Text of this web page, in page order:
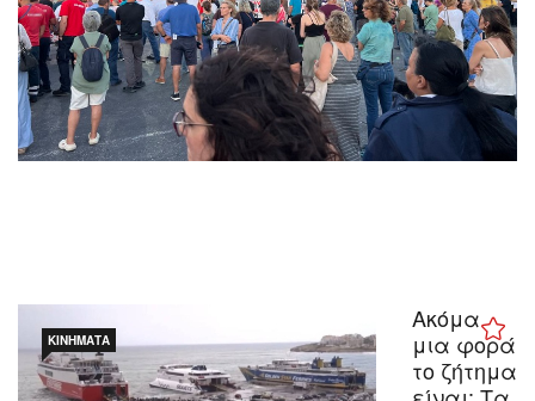
ΚΙΝΉΜΑΤΑ
Ακόμα
μια φορά
το ζήτημα